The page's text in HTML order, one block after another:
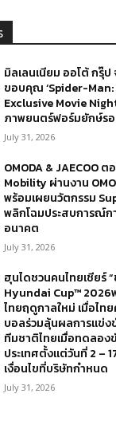
มิลเลนเนียม ออโต้ กรุ๊
ขอบคุณ ‘Spider-Man:
Exclusive Movie
ภาพยนตร์ฟอร์มยักษ์ร
July 31, 2026
OMODA & JAECOO
Mobility ผ่านงาน
พร้อมเผยนวัตกรรม
พลิกโฉมประสบการณ์ก
อนาคต
July 31, 2026
ฮุนไดชวนคนไทยเชียร์
Hyundai Cup™ 2026
ไทยฤดูกาลใหม่ เมื่อไท
บอลร่วมลุ้นผลการแข่
ทีมชาติไทยเมื่อทดลอง
ประเทศตั้งแต่วันที่ 2 –
เงื่อนไขที่บริษัทกำหนด
July 31, 2026